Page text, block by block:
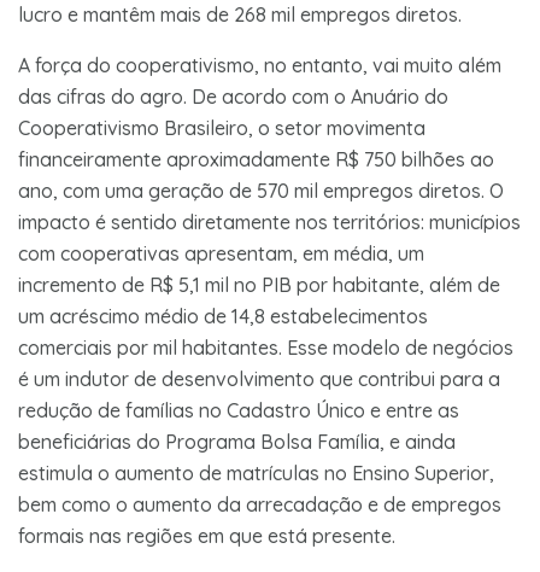
lucro e mantêm mais de 268 mil empregos diretos.
A força do cooperativismo, no entanto, vai muito além
das cifras do agro. De acordo com o Anuário do
Cooperativismo Brasileiro, o setor movimenta
financeiramente aproximadamente R$ 750 bilhões ao
ano, com uma geração de 570 mil empregos diretos. O
impacto é sentido diretamente nos territórios: municípios
com cooperativas apresentam, em média, um
incremento de R$ 5,1 mil no PIB por habitante, além de
um acréscimo médio de 14,8 estabelecimentos
comerciais por mil habitantes. Esse modelo de negócios
é um indutor de desenvolvimento que contribui para a
redução de famílias no Cadastro Único e entre as
beneficiárias do Programa Bolsa Família, e ainda
estimula o aumento de matrículas no Ensino Superior,
bem como o aumento da arrecadação e de empregos
formais nas regiões em que está presente.